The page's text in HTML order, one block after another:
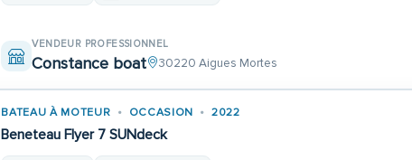
VENDEUR PROFESSIONNEL
Constance boat 30220 Aigues Mortes
BATEAU À MOTEUR OCCASION 2022
Beneteau Flyer 7 SUNdeck